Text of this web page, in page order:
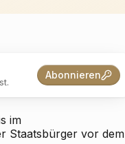
Abonnieren
im
Staatsbürger vor dem